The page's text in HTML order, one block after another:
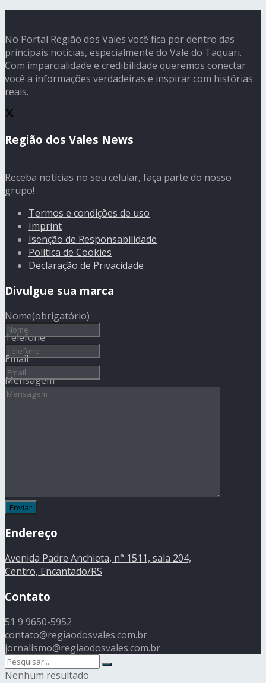
No Portal Região dos Vales você fica por dentro das
principais notícias, especialmente do Vale do Taquari.
Com imparcialidade e credibilidade queremos conectar
você a informações verdadeiras e inspirar com histórias
reais.
Região dos Vales News
Receba notícias no seu celular, faça parte do nosso
grupo!
Termos e condições de uso
Imprint
Isenção de Responsabilidade
Política de Cookies
Declaração de Privacidade
Divulgue sua marca
Nome(obrigatório)
Telefone
Email
Mensagem
Endereço
Avenida Padre Anchieta, n° 1511, sala 204,
Centro, Encantado/RS
Contato
51 9 9650-5952
contato@regiaodosvales.com.br
jornalismo@regiaodosvales.com.br
Nenhum resultado